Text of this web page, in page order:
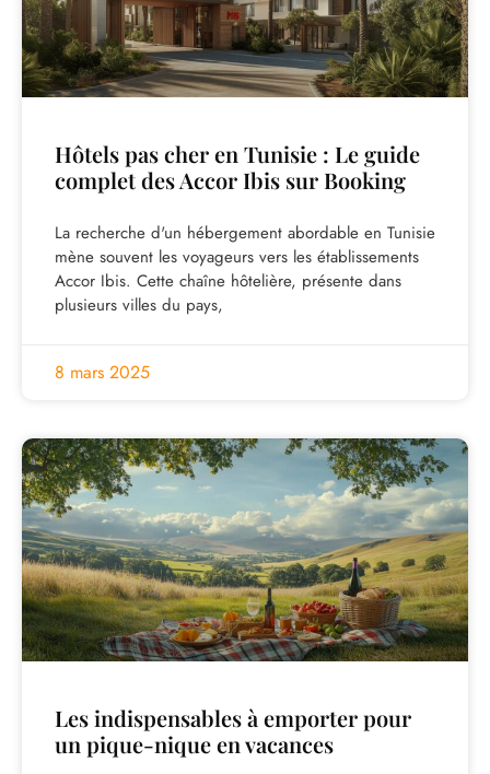
Hôtels pas cher en Tunisie : Le guide
complet des Accor Ibis sur Booking
La recherche d'un hébergement abordable en Tunisie
mène souvent les voyageurs vers les établissements
Accor Ibis. Cette chaîne hôtelière, présente dans
plusieurs villes du pays,
8 mars 2025
Les indispensables à emporter pour
un pique-nique en vacances